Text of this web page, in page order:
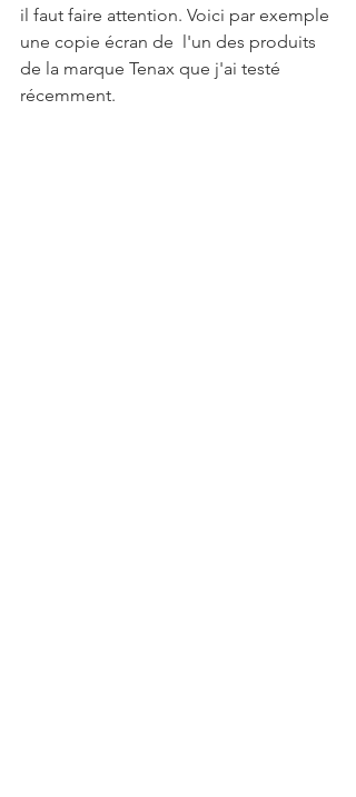
il faut faire attention. Voici par exemple
une copie écran de  l'un des produits
de la marque Tenax que j'ai testé
récemment.